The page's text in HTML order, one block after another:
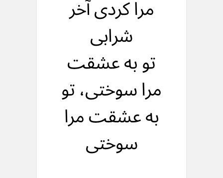
مرا کردی آخر
شرابی
تو به عشقت
مرا سوختی، تو
به عشقت مرا
سوختی